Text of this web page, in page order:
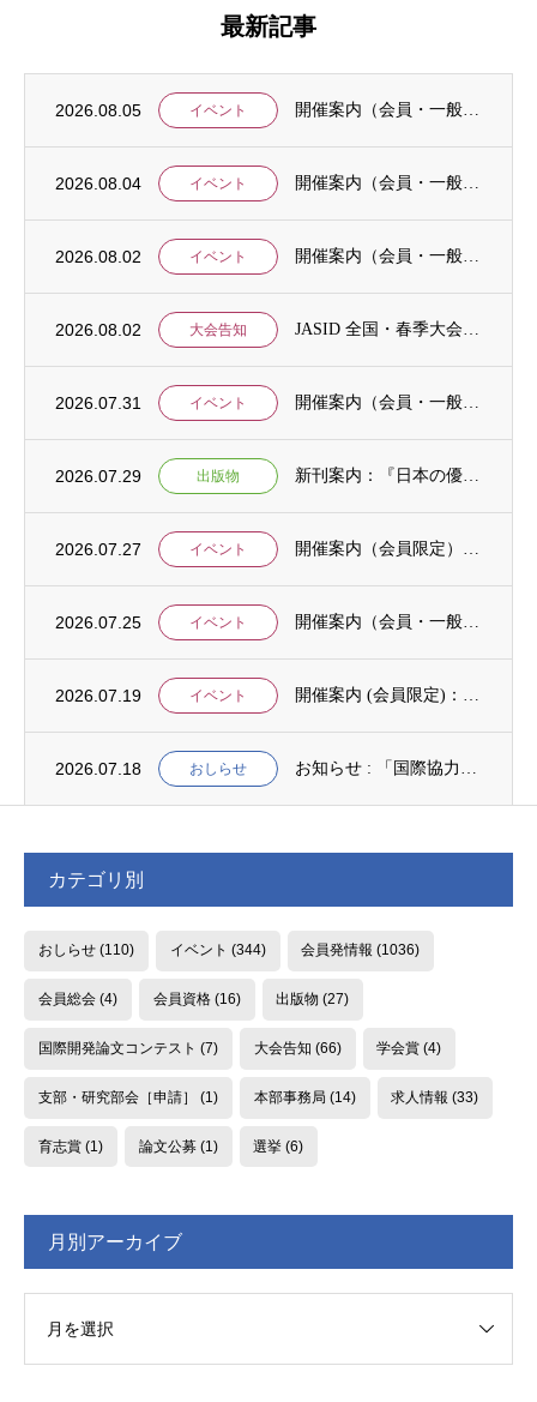
最新記事
2026.08.05 イベント
2026.08.04 イベント
2026.08.02 イベント
2026.08.02 大会告知
2026.07.31 イベント
2026.07.29 出版物
2026.07.27 イベント
2026.07.25 イベント
2026.07.19 イベント
2026.07.18 おしらせ
カテゴリ別
おしらせ(110) イベント (344) 会員発情報 (1036)
会員総会(4) 会員資格(16) 出版物 (27)
国際開発論文コンテスト (7) 大会告知 (66) 学会賞 (4)
支部・研究部会［申請］ (1) 本部事務局 (14) 求人情報 (33)
育志賞(1) 論文公募(1) 選挙 (6)
月別アーカイブ